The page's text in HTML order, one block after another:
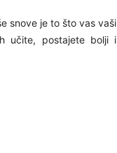
snove je to što vas vaši
učite, postajete bolji i